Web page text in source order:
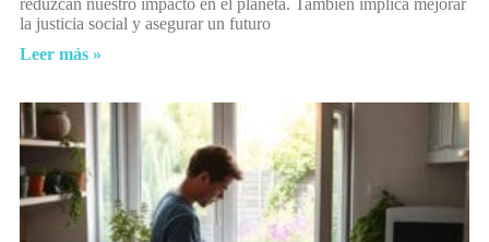
la justicia social y asegurar un futuro
Leer más »